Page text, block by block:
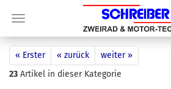
« Erster « zurück
weiter »
23 Artikel in dieser Kategorie